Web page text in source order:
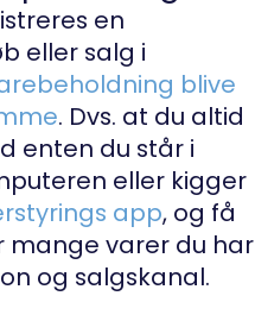
en
eller salg i
blive
. Dvs. at du altid
enten du står i
eller kigger
app, og få
mange varer du har
og salgskanal.